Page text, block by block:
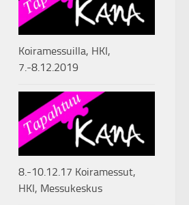
Koiramessuilla, HKI,
7.-8.12.2019
8.-10.12.17 Koiramessut,
HKI, Messukeskus